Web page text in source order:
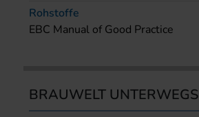
Rohstoffe
EBC Manual of Good Practice
BRAUWELT UNTERWEGS